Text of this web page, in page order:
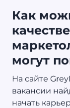
Как
могут
На сайте
вакансии
начать